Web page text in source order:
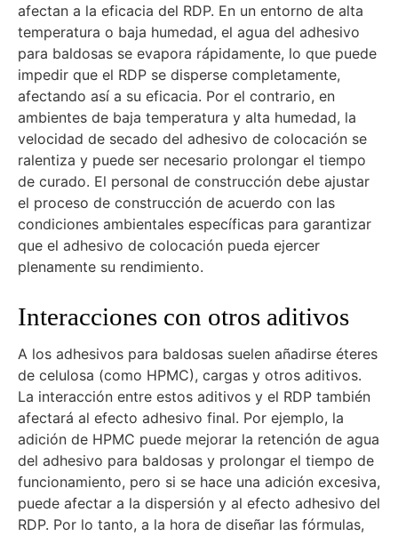
afectan a la eficacia del RDP. En un entorno de alta
temperatura o baja humedad, el agua del adhesivo
para baldosas se evapora rápidamente, lo que puede
impedir que el RDP se disperse completamente,
afectando así a su eficacia. Por el contrario, en
ambientes de baja temperatura y alta humedad, la
velocidad de secado del adhesivo de colocación se
ralentiza y puede ser necesario prolongar el tiempo
de curado. El personal de construcción debe ajustar
el proceso de construcción de acuerdo con las
condiciones ambientales específicas para garantizar
que el adhesivo de colocación pueda ejercer
plenamente su rendimiento.
Interacciones con otros aditivos
A los adhesivos para baldosas suelen añadirse éteres
de celulosa (como HPMC), cargas y otros aditivos.
La interacción entre estos aditivos y el RDP también
afectará al efecto adhesivo final. Por ejemplo, la
adición de HPMC puede mejorar la retención de agua
del adhesivo para baldosas y prolongar el tiempo de
funcionamiento, pero si se hace una adición excesiva,
puede afectar a la dispersión y al efecto adhesivo del
RDP. Por lo tanto, a la hora de diseñar las fórmulas,